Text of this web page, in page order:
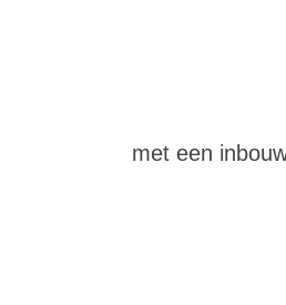
met een